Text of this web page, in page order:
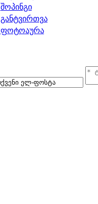
შოპინგი
განტვირთვა
ფოტოაურა